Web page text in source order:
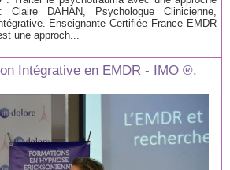
Claire DAHAN, Psychologue Clinicienne,
Enseignante Certifiée France EMDR
une approch...
Intégrative en EMDR - IMO ®.